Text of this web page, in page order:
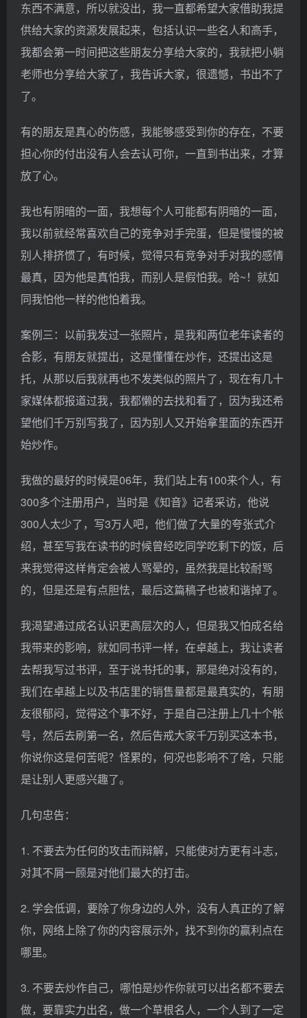
东西不满意，所以就没出，我一直都希望大家借助我提
供给大家的资源发展起来，包括认识一些名人和高手，
我都会第一时间把这些朋友分享给大家的，我就把小躺
老师也分享给大家了，我告诉大家，很遗憾，书出不了
了。
有的朋友是真心的伤感，我能够感受到你的存在，不要
担心你的付出没有人会去认可你，一直到书出来，才算
放了心。
我也有阴暗的一面，我想每个人可能都有阴暗的一面，
我以前就经常喜欢自己的竞争对手完蛋，但是慢慢的被
别人排挤惯了，有时候，觉得只有竞争对手对我的感情
最真，因为他是真怕我，而别人是假怕我。哈~！就如
同我怕他一样的他怕着我。
案例三：以前我发过一张照片，是我和两位老年读者的
合影，有朋友就提出，这是懂懂在炒作，还提出这是
托，从那以后我就再也不发类似的照片了，现在有几十
家媒体都报道过我，我都懒的去找和看了，因为我还希
望他们千万别写我了，因为别人又开始拿里面的东西开
始炒作。
我做的最好的时候是06年，我们站上有100来个人，有
300多个注册用户，当时是《知音》记者采访，他说
300人太少了，写3万人吧，他们做了大量的夸张式介
绍，甚至写我在读书的时候曾经吃同学吃剩下的饭，后
来我觉得这样肯定会被人骂晕的，虽然我是比较耐骂
的，但是还是有点胆怯，最后这篇稿子也被和谐掉了。
我渴望通过成名认识更高层次的人，但是我又怕成名给
我带来的影响，就如同书评一样，在卓越上，我让读者
去帮我写过书评，至于说书托的事，那是绝对没有的，
我们在卓越上以及书店里的销售量都是最真实的，有朋
友很郁闷，觉得这个事不好，于是自己注册上几十个帐
号，然后去刷第一名，然后告戒大家千万别买这本书，
你说你这是何苦呢？怪累的，何况也影响不了啥，只能
是让别人更感兴趣了。
几句忠告：
1. 不要去为任何的攻击而辩解，只能使对方更有斗志，
对其不屑一顾是对他们最大的打击。
2. 学会低调，要除了你身边的人外，没有人真正的了解
你，网络上除了你的内容展示外，找不到你的赢利点在
哪里。
3. 不要去炒作自己，哪怕是炒作你就可以出名都不要去
做，要靠实力出名，做一个草根名人，一个人到了一定